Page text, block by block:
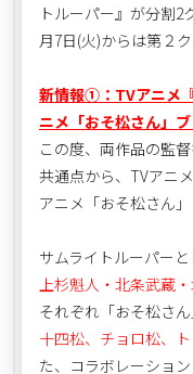
トルーパー』が分割2
月7日(火)からは第２
新情報①：TVアニメ
ニメ「おそ松さん」
この度、両作品の監
共通点から、TVアニ
アニメ「おそ松さん
サムライトルーパー
上杉魁人・北条武蔵
それぞれ「おそ松さん
十四松、チョロ松、
た、コラボレーション